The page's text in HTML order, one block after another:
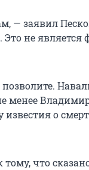
— заявил
Это не
менее
о
что